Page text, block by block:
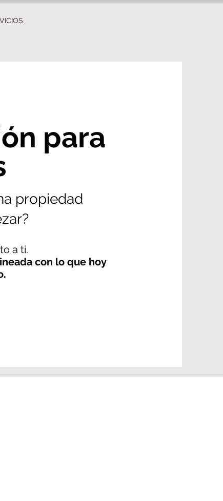
para
propiedad
a ti.
con lo que hoy